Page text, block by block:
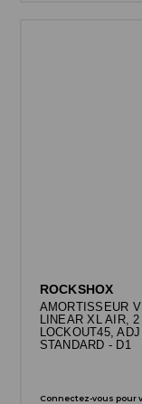
ROCKSHOX
AMORTISSEUR
LINEAR XL AIR,
LOCKOUT45,
STANDARD - D1
Connectez-vous pour